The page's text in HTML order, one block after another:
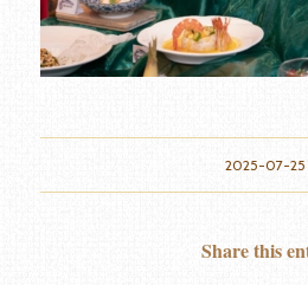
2025-07-25
Share this